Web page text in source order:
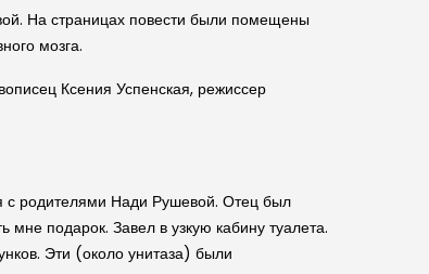
На страницах повести были помещены
мозга.
Ксения Успенская, режиссер
с родителями Нади Рушевой. Отец был
подарок. Завел в узкую кабину туалета.
Эти (около унитаза) были